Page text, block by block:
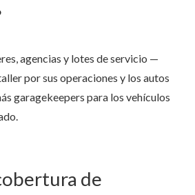
agencias y lotes de servicio —
por sus operaciones y los autos
garagekeepers para los vehículos
de